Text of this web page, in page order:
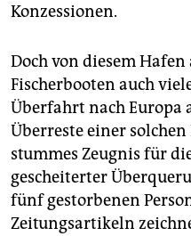
Konzessionen.
Doch von diesem
Fischerbooten auch
Überfahrt nach Europa
Überreste einer
stummes Zeugnis für
gescheiterter
fünf gestorbenen
Zeitungsartikeln